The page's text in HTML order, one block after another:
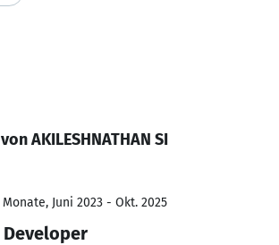
AKILESHNATHAN SI
Juni 2023 - Okt. 2025